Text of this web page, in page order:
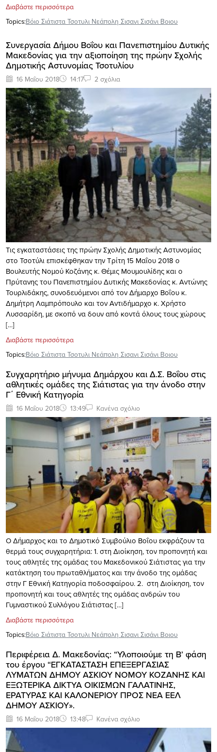
Διαβάστε περισσότερα
Topics:Βόιο Σιάτιστα Τσοτυλι Νεάπολη Σισανι Σισάνι Βοιου
Συνεργασία Δήμου Βοΐου και Πανεπιστημίου Δυτικής
Μακεδονίας για την αξιοποίηση της πρώην Σχολής
Δημοτικής Αστυνομίας Τσοτυλίου
16 Μαΐου 2018 14:17 2 σχόλια
Τις εγκαταστάσεις της πρώην Σχολής Δημοτικής Αστυνομίας
στο Τσοτύλι επισκέφθηκαν την Τρίτη 15 Μαΐου 2018 ο
Βουλευτής Νομού Κοζάνης κ. Θέμις Μουμουλίδης και ο
Πρύτανης του Πανεπιστημίου Δυτικής Μακεδονίας κ. Αντώνης
Τουρλιδάκης, συνοδευόμενοι από τον Δήμαρχο Βοΐου κ.
Δημήτρη Λαμπρόπουλο και τον Αντιδήμαρχο κ. Χρήστο
Λυσσαρίδη, με σκοπό να δουν από κοντά όλους τους χώρους
[…]
Διαβάστε περισσότερα
Topics:Βόιο Σιάτιστα Τσοτυλι Νεάπολη Σισανι Σισάνι Βοιου
Συγχαρητήριο μήνυμα Δημάρχου και Δ.Σ. Βοΐου στις
αθλητικές ομάδες της Σιάτιστας για την άνοδο στην
Γ΄ Εθνική Κατηγορία
16 Μαΐου 2018 13:49 Κανένα σχόλιο
Ο Δήμαρχος και το Δημοτικό Συμβούλιο Βοΐου εκφράζουν τα
θερμά τους συγχαρητήρια: 1. στη Διοίκηση, τον προπονητή και
τους αθλητές της ομάδας του Μακεδονικού Σιάτιστας για την
κατάκτηση του πρωταθλήματος και την άνοδο της ομάδας
στην Γ Εθνική Κατηγορία ποδοσφαίρου. 2. στη Διοίκηση, τον
προπονητή και τους αθλητές της ομάδας ανδρών του
Γυμναστικού Συλλόγου Σιάτιστας […]
Διαβάστε περισσότερα
Topics:Βόιο Σιάτιστα Τσοτυλι Νεάπολη Σισανι Σισάνι Βοιου
Περιφέρεια Δ. Μακεδονίας: “Υλοποιούμε τη Β’ φάση
του έργου “ΕΓΚΑΤΑΣΤΑΣΗ ΕΠΕΞΕΡΓΑΣΙΑΣ
ΛΥΜΑΤΩΝ ΔΗΜΟΥ ΑΣΚΙΟΥ ΝΟΜΟΥ ΚΟΖΑΝΗΣ ΚΑΙ
ΕΞΩΤΕΡΙΚΑ ΔΙΚΤΥΑ ΟΙΚΙΣΜΩΝ ΓΑΛΑΤΙΝΗΣ,
ΕΡΑΤΥΡΑΣ ΚΑΙ ΚΑΛΟΝΕΡΙΟΥ ΠΡΟΣ ΝΕΑ ΕΕΛ
ΔΗΜΟΥ ΑΣΚΙΟΥ».
16 Μαΐου 2018 13:48 Κανένα σχόλιο